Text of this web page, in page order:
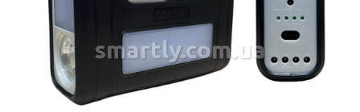
smartly.com.ua